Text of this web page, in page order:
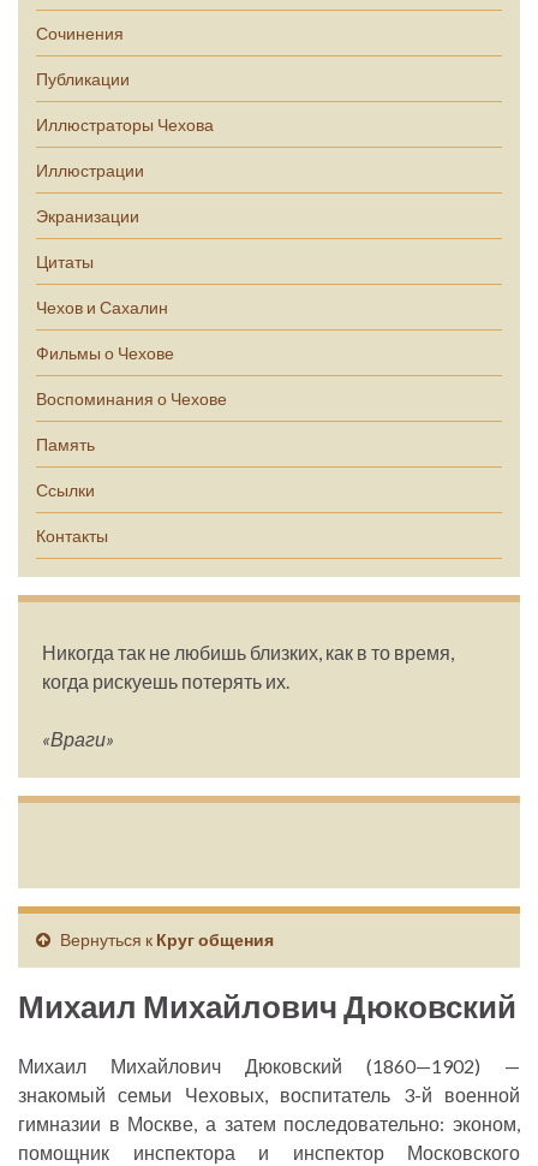
Сочинения
Публикации
Иллюстраторы Чехова
Иллюстрации
Экранизации
Цитаты
Чехов и Сахалин
Фильмы о Чехове
Воспоминания о Чехове
Память
Ссылки
Контакты
Никогда так не любишь близких, как в то время,
когда рискуешь потерять их.
«Враги»
Вернуться к Круг общения
Михаил Михайлович Дюковский
Михаил Михайлович Дюковский (1860—1902) —
знакомый семьи Чеховых, воспитатель 3-й военной
гимназии в Москве, а затем последовательно: эконом,
помощник инспектора и инспектор Московского